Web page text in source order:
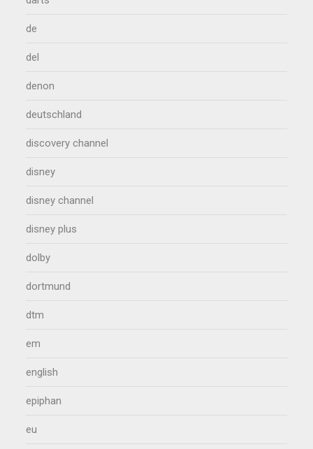
de
del
denon
deutschland
discovery channel
disney
disney channel
disney plus
dolby
dortmund
dtm
em
english
epiphan
eu